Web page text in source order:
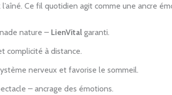
Ce fil quotidien agit comme une ancre
nature – LienVital garanti.
complicité à distance.
nerveux et favorise le sommeil.
– ancrage des émotions.